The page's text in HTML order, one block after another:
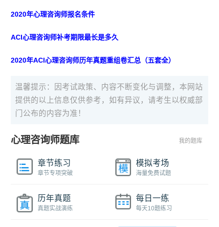
2020年心理咨询师报名条件
ACI心理咨询师补考期限最长是多久
2020年ACI心理咨询师历年真题重组卷汇总（五套全）
温馨提示：因考试政策、内容不断变化与调整，本网站
提供的以上信息仅供参考，如有异议，请考生以权威部
门公布的内容为准！
心理咨询师题库 我的题库
章节练习
章节专项突破
模拟考场
海量免费试题
历年真题
真题实战演练
每日一练
每天10题练习